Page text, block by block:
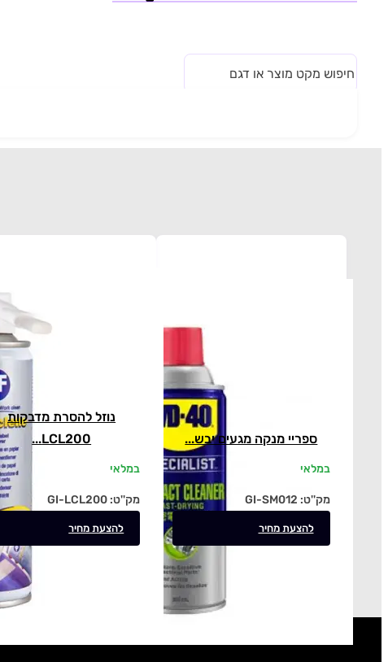
ספריי מנקה מגעים יבש...
במלאי
מק''ט: GI-SM012
להצעת מחיר
נוזל להסרת מדבקות
LCL200...
במלאי
מק''ט: GI-LCL200
להצעת מחיר